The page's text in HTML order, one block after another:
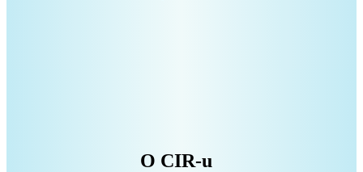
O CIR-u